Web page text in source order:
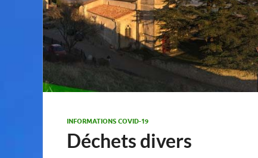
INFORMATIONS COVID-19
Déchets divers